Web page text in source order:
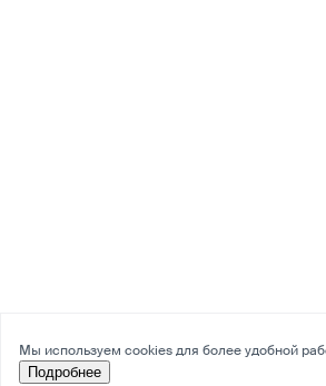
Мы используем cookies для более удобной
Подробнее